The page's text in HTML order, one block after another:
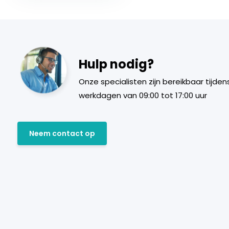
Hulp nodig?
Onze specialisten zijn bereikbaar
werkdagen van 09:00 tot 17:00 uur
Neem contact op